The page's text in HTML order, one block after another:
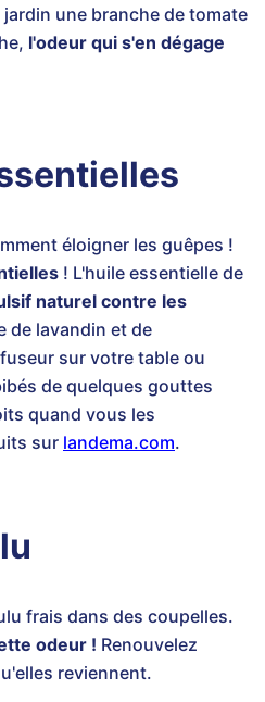
une branche de tomate
l'odeur qui s'en dégage
éloigner les guêpes !
! L'huile essentielle de
naturel contre les
de lavandin et de
sur votre table ou
de quelques gouttes
quand vous les
sur landema.com.
frais dans des coupelles.
odeur ! Renouvelez
reviennent.